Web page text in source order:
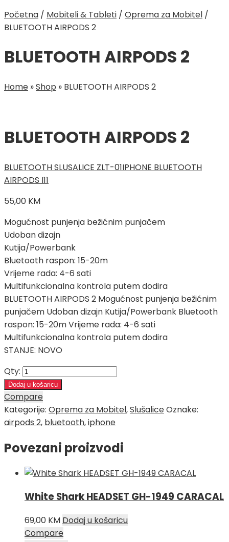
Početna / Mobiteli & Tableti / Oprema za Mobitel /
BLUETOOTH AIRPODS 2
BLUETOOTH AIRPODS 2
Home »Shop » BLUETOOTH AIRPODS 2
BLUETOOTH AIRPODS 2
BLUETOOTH SLUSALICE ZLT-01IPHONE BLUETOOTH
AIRPODS I11
55,00 KM
Mogućnost punjenja bežićnim punjačem
Udoban dizajn
Kutija/Powerbank
Bluetooth raspon: 15-20m
Vrijeme rada: 4-6 sati
Multifunkcionalna kontrola putem dodira
BLUETOOTH AIRPODS 2 Mogućnost punjenja bežićnim
punjačem Udoban dizajn Kutija/Powerbank Bluetooth
raspon: 15-20m Vrijeme rada: 4-6 sati
Multifunkcionalna kontrola putem dodira
STANJE: NOVO
Qty:
Dodaj u košaricu
Compare
Kategorije: Oprema za Mobitel,SlušaliceOznake:
airpods 2, bluetooth,iphone
Povezani proizvodi
White Shark HEADSET GH-1949 CARACAL
69,00 KM Dodaj u košaricu
Compare